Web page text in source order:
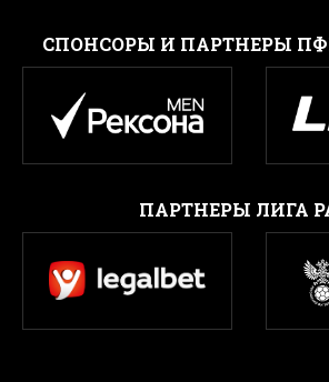
CПОНСОРЫ И ПАРТНЕРЫ
ПАРТНЕРЫ ЛИГА